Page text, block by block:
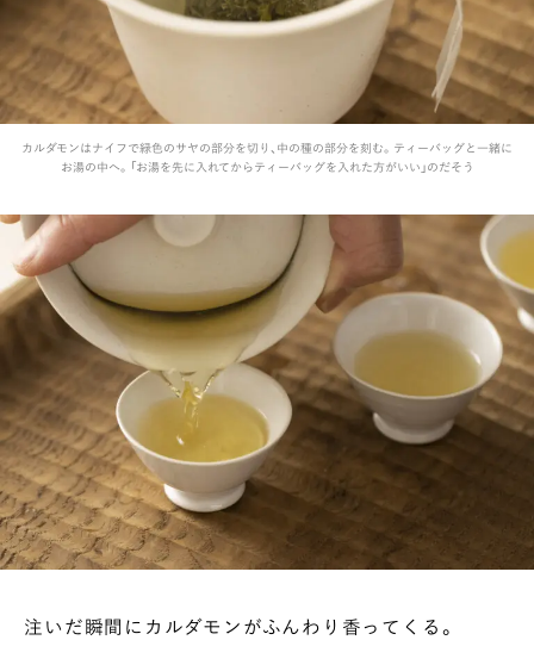
カルダモンはナイフで緑色のサヤの部分を切り、中の種の部分を刻む。ティーバッグと一緒に
お湯の中へ。「お湯を先に入れてからティーバッグを入れた方がいい」のだそう
注いだ瞬間にカルダモンがふんわり香ってくる。